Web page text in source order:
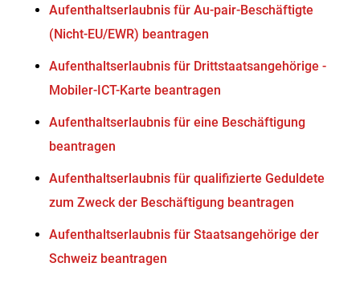
Aufenthaltserlaubnis für Au-pair-Beschäftigte
(Nicht-EU/EWR) beantragen
Aufenthaltserlaubnis für Drittstaatsangehörige -
Mobiler-ICT-Karte beantragen
Aufenthaltserlaubnis für eine Beschäftigung
beantragen
Aufenthaltserlaubnis für qualifizierte Geduldete
zum Zweck der Beschäftigung beantragen
Aufenthaltserlaubnis für Staatsangehörige der
Schweiz beantragen